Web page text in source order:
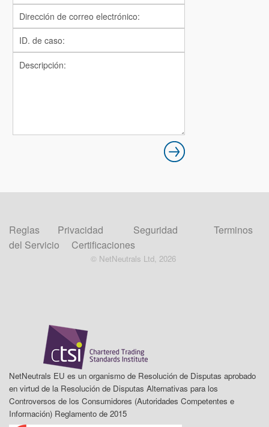
Reglas Privacidad Seguridad
Terminos
del Servicio
Certificaciones
© NetNeutrals Ltd, 2026
NetNeutrals EU es un organismo de Resolución de Disputas aprobado
en virtud de la Resolución de Disputas Alternativas para los
Controversos de los Consumidores (Autoridades Competentes e
Información) Reglamento de 2015